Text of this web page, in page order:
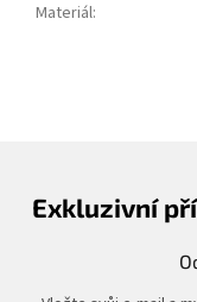
Materiál:
Exkluzivní